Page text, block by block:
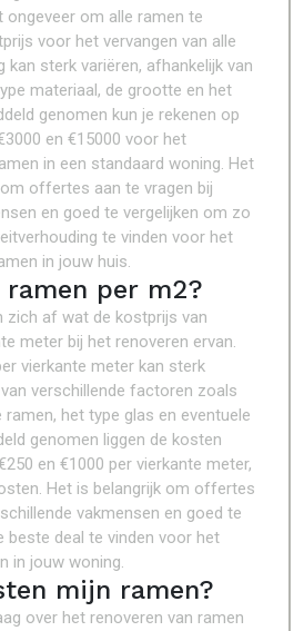
ongeveer om alle ramen te
voor het vervangen van alle
kan sterk variëren, afhankelijk van
materiaal, de grootte en het
genomen kun je rekenen op
en €15000 voor het
in een standaard woning. Het
offertes aan te vragen bij
en goed te vergelijken om zo
te vinden voor het
in jouw huis.
per m2?
zich af wat de kostprijs van
meter bij het renoveren ervan.
vierkante meter kan sterk
verschillende factoren zoals
het type glas en eventuele
genomen liggen de kosten
en €1000 per vierkante meter,
Het is belangrijk om offertes
vakmensen en goed te
beste deal te vinden voor het
in jouw woning.
mijn ramen?
over het renoveren van ramen